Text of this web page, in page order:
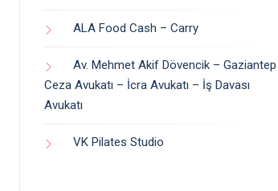
ALA Food Cash – Carry
Av. Mehmet Akif Dövencik – Gaziantep
Ceza Avukatı – İcra Avukatı – İş Davası
Avukatı
VK Pilates Studio